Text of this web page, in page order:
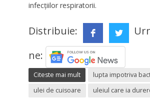
infecțiilor respiratorii.
Distribuie:
ne:
Citeste mai mult
lupta impotriva
ulei de cuisoare
uleiul care ia